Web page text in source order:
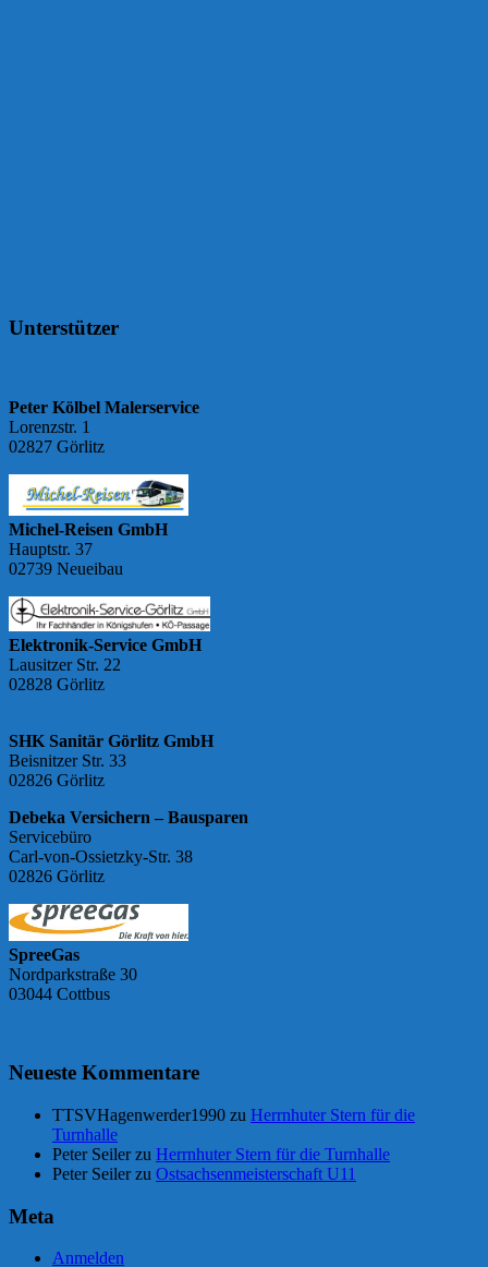
Unterstützer
Peter Kölbel Malerservice
Lorenzstr. 1
02827 Görlitz
Michel-Reisen GmbH
Hauptstr. 37
02739 Neueibau
Elektronik-Service GmbH
Lausitzer Str. 22
02828 Görlitz
SHK Sanitär Görlitz GmbH
Beisnitzer Str. 33
02826 Görlitz
Debeka Versichern – Bausparen
Servicebüro
Carl-von-Ossietzky-Str. 38
02826 Görlitz
SpreeGas
Nordparkstraße 30
03044 Cottbus
Neueste Kommentare
TTSVHagenwerder1990 zu Herrnhuter Stern für die
Turnhalle
Peter Seilerzu Herrnhuter Stern für die Turnhalle
Peter Seilerzu Ostsachsenmeisterschaft U11
Meta
Anmelden